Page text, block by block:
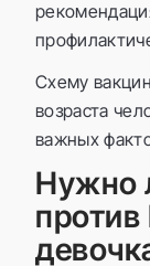
Схему
возраста
важных
Нужно